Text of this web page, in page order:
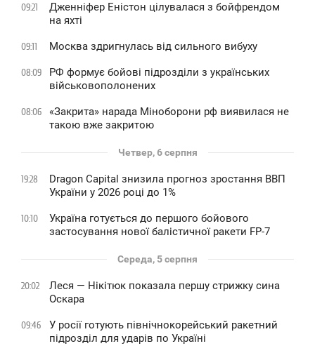
09:21
Дженніфер Еністон цілувалася з бойфрендом
на яхті
09:11 Москва здригнулась від сильного вибуху
08:09
РФ формує бойові підрозділи з українських
військовополонених
08:06
«Закрита» нарада Міноборони рф виявилася не
такою вже закритою
Четвер, 6 серпня
19:28
Dragon Capital знизила прогноз зростання ВВП
України у 2026 році до 1%
10:10
Україна готується до першого бойового
застосування нової балістичної ракети FP-7
Середа, 5 серпня
20:02
Леся — Нікітюк показала першу стрижку сина
Оскара
09:46
У росії готують північнокорейський ракетний
підрозділ для ударів по Україні